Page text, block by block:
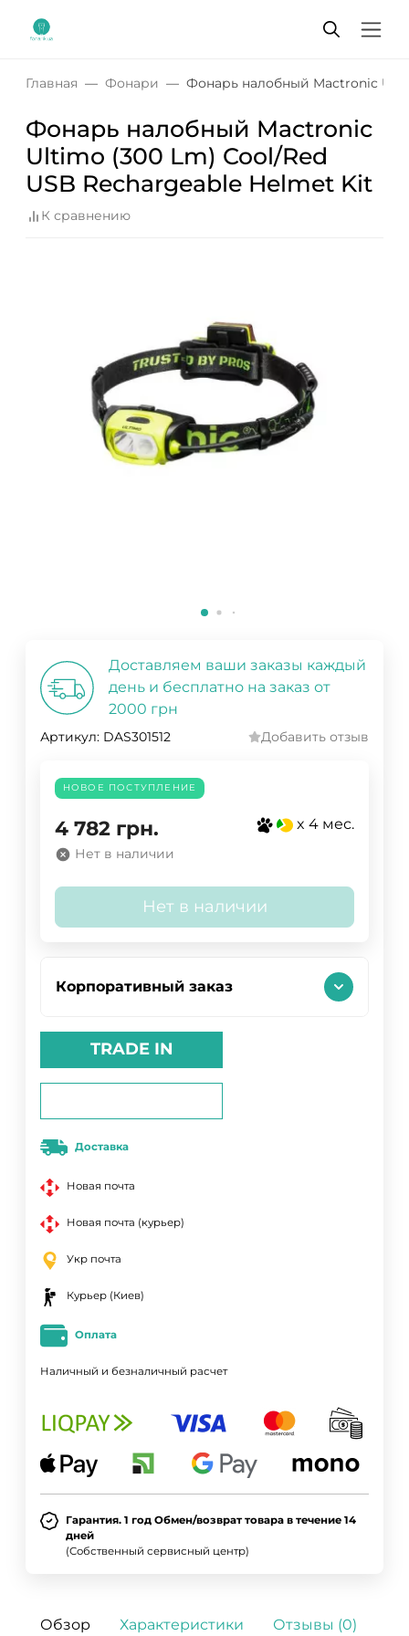
Главная Фонари Фонарь налобный Mactronic
Фонарь налобный Mactronic
Ultimo (300 Lm) Cool/Red
USB Rechargeable Helmet Kit
К сравнению
Доставляем ваши заказы каждый
день и бесплатно на заказ от
2000 грн
Артикул: DAS301512 Добавить отзыв
НОВОЕ ПОСТУПЛЕНИЕ
4 782 грн. x 4 мес.
Нет в наличии
Нет в наличии
Корпоративный заказ
TRADE IN
Доставка
Новая почта
Новая почта (курьер)
Укр почта
Курьер (Киев)
Оплата
Наличный и безналичный расчет
Гарантия. 1 год Обмен/возврат товара в течение 14
дней
(Собственный сервисный центр)
Обзор Характеристики Отзывы (0)